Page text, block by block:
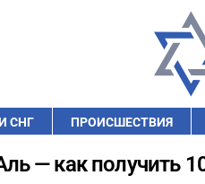
СНГ ПРОИСШЕСТВИЯ
— как получить